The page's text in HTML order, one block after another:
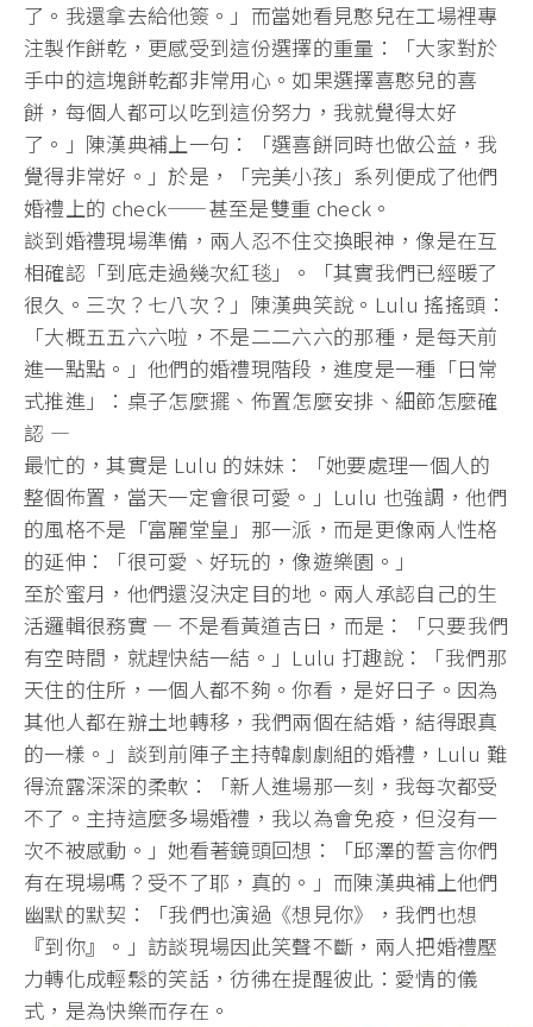
了。我還拿去給他簽。」 而當她看見憨兒在工場裡專
注製作餅乾，更感受到這份選擇的重量：
「大家對於
手中的這塊餅乾都非常用心。如果選擇喜憨兒的喜
餅， 每個人都可以吃到這份努力，我就覺得太好
了。」陳漢典補上一句：
「選喜餅同時也做公益，我
覺得非常好。」於是，「完美小孩」 系列便成了他們
婚禮上的 check——甚至是雙重 check。
談到婚禮現場準備，兩人忍不住交換眼神，像是在互
相確認「到底走過幾次紅毯」。「其實我們已經暖了
很久。三次？七八次？」 陳漢典笑說。Lulu 搖搖頭：
「大概五五六六啦，不是二二六六的那種，是每天前
進一點點。」他們的婚禮現階段，進度是一種「日常
式推進」：桌子怎麼擺、佈置怎麼安排、細節怎麼確
認 —
最忙的，其實是 Lulu 的妹妹：「她要處理一個人的
整個佈置，當天一定會很可愛。」 Lulu 也強調，他們
的風格不是「富麗堂皇」那一派， 而是更像兩人性格
的延伸：「很可愛、好玩的，像遊樂園。」
至於蜜月，他們還沒決定目的地。兩人承認自己的生
活邏輯很務實 — 不是看黃道吉日，而是：「只要我們
有空時間，就趕快結一結。」 Lulu 打趣說：「我們那
天住的住所，一個人都不夠。你看，是好日子。 因為
其他人都在辦土地轉移，我們兩個在結婚，結得跟真
的一樣。」 談到前陣子主持韓劇劇組的婚禮，Lulu 難
得流露深深的柔軟：「新人進場那一刻，我每次都受
不了。 主持這麼多場婚禮，我以為會免疫，但沒有一
次不被感動。」她看著鏡頭回想：「邱澤的誓言你們
有在現場嗎？受不了耶，真的。 」而陳漢典補上他們
幽默的默契：「我們也演過《想見你》， 我們也想
『到你』。」訪談現場因此笑聲不斷， 兩人把婚禮壓
力轉化成輕鬆的笑話，彷彿在提醒彼此：愛情的儀
式， 是為快樂而存在。